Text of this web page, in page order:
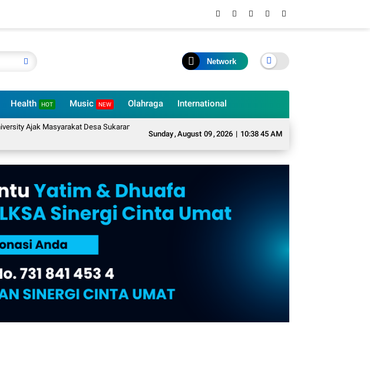
Network
Health HOT Music NEW Olahraga International
Sunday,August 09,2026 | 10:38 46 AM
Ajak Masyarakat Desa Sukarame Mengubah Sampah Organik Menjadi Eco Enzyme yang Memiliki Berbagai